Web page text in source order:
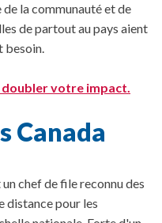
la communauté et de
de partout au pays aient
besoin.
votre impact.
Canada
chef de file reconnu des
distance pour les